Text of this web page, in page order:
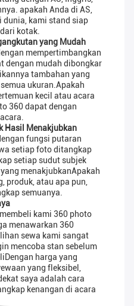
apakah Anda di AS,
dunia, kami stand siap
kotak.
yang Mudah
mempertimbangkan
dengan mudah dibongkar
tambahan yang
ukuran.Apakah
kecil atau acara
360 dapat dengan
Hasil Menakjubkan
fungsi putaran
setiap foto ditangkap
setiap sudut subjek
menakjubkanApakah
produk, atau apa pun,
semuanya.
kami 360 photo
menawarkan 360
sewa kami sangat
mencoba stan sebelum
harga yang
yang fleksibel,
saya adalah cara
kenangan di acara